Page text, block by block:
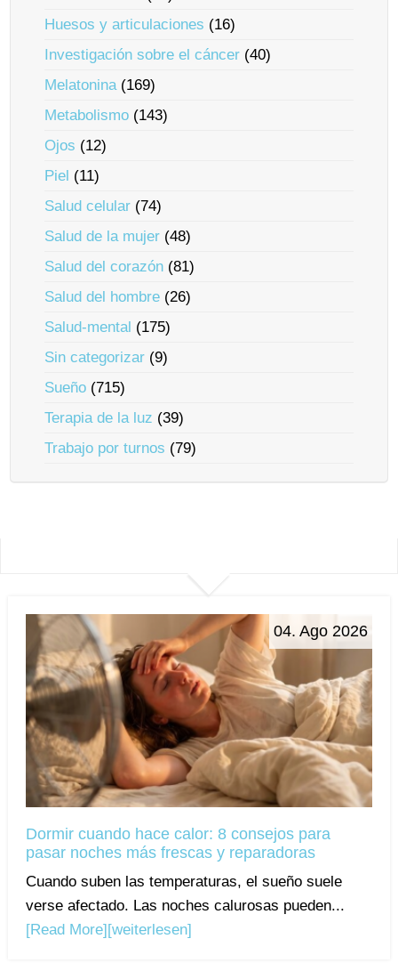
Huesos y articulaciones (16)
Investigación sobre el cáncer (40)
Melatonina(169)
Metabolismo (143)
Ojos (12)
Piel (11)
Salud celular (74)
Salud de la mujer (48)
Salud del corazón (81)
Salud del hombre (26)
Salud-mental (175)
Sin categorizar (9)
Sueño (715)
Terapia de la luz (39)
Trabajo por turnos (79)
04. Ago 2026
Dormir cuando hace calor: 8 consejos para
pasar noches más frescas y reparadoras
Cuando suben las temperaturas, el sueño suele
verse afectado. Las noches calurosas pueden...
[Read More] [weiterlesen]